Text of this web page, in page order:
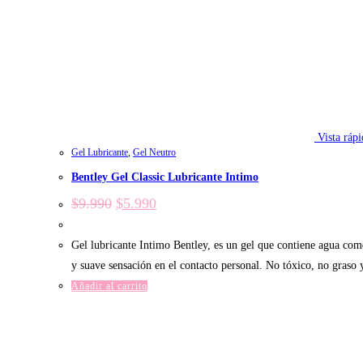
Vista
Gel Lubricante, Gel Neutro
Bentley Gel Classic Lubricante Intimo
$9.990 El
era:
$9.990.
$5.990El
es:
$5.990.
Gel lubricante Intimo Bentley, es un gel que contiene agua
y suave sensación en el contacto personal. No tóxico, no graso
Añadir al carrito